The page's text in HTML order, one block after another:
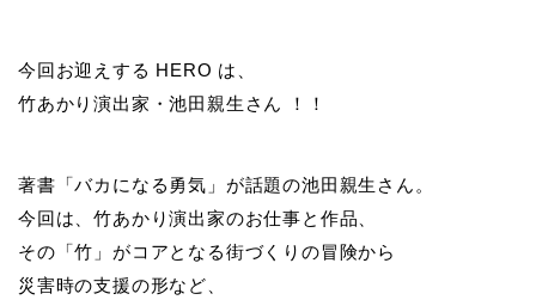
今回お迎えする HERO は、
竹あかり演出家・池田親生さん ！！
著書「バカになる勇気」が話題の池田親生さん。
今回は、竹あかり演出家のお仕事と作品、
その「竹」がコアとなる街づくりの冒険から
災害時の支援の形など、